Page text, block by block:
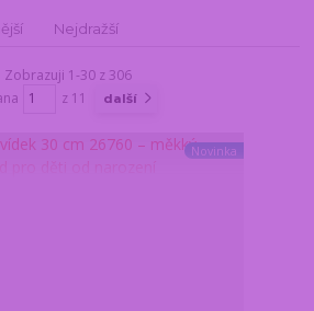
Nejdražší
Zobrazuji 1-30 z 306
z 11 další
Novinka